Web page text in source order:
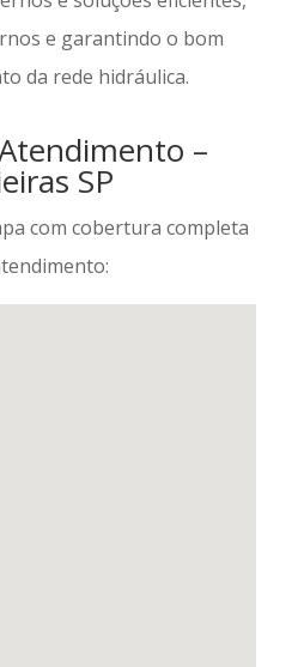
e garantindo o bom
da rede hidráulica.
–
SP
com cobertura completa